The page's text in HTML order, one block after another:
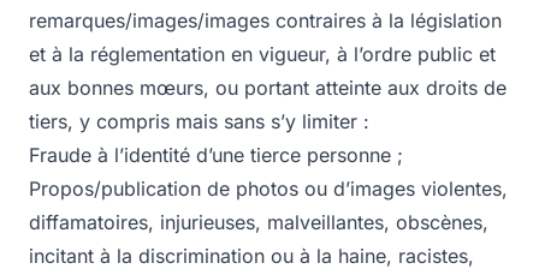
remarques/images/images contraires à la législation
et à la réglementation en vigueur, à l’ordre public et
aux bonnes mœurs, ou portant atteinte aux droits de
tiers, y compris mais sans s’y limiter :
Fraude à l’identité d’une tierce personne ;
Propos/publication de photos ou d’images violentes,
diffamatoires, injurieuses, malveillantes, obscènes,
incitant à la discrimination ou à la haine, racistes,